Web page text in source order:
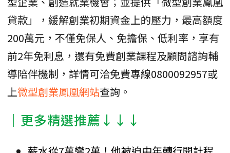
貸款」，緩解創業初期資金上的壓力，最高額度
200萬元，不僅免保人、免擔保、低利率，享有
前2年免利息，還有免費創業課程及顧問諮詢輔
導陪伴機制，詳情可洽免費專線0800092957或
上微型創業鳳凰網站查詢。
│更多精選推薦↓↓↓